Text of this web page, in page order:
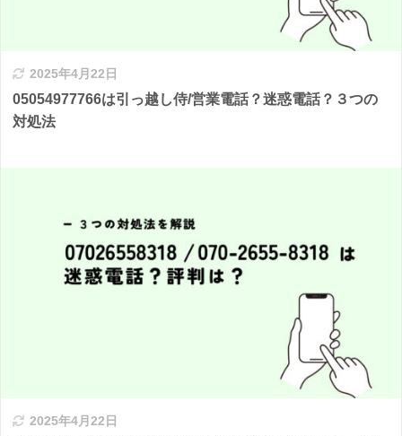
2025年4月22日
05054977766は引っ越し侍/営業電話？迷惑電話？３つの
対処法
2025年4月22日